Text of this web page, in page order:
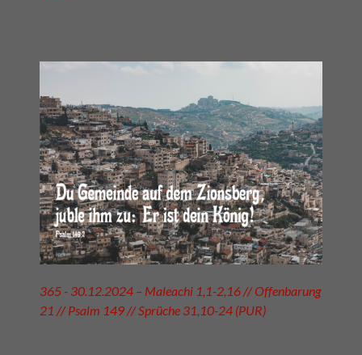
365 - 30.12.2024 – Maleachi 1,1-2,16 // Offenbarung
21 // Psalm 149 // Sprüche 31,10-24 (PUR)